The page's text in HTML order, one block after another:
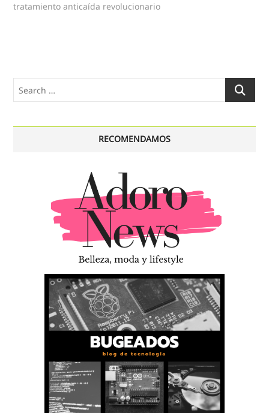
tratamiento anticaída revolucionario
Search
…
RECOMENDAMOS